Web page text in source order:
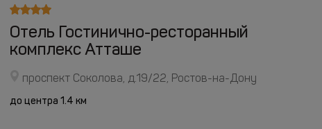
Отель Гостинично-ресторанный
комплекс Атташе
проспект Соколова, д.19/22, Ростов-на-Дону
до центра 1.4 км